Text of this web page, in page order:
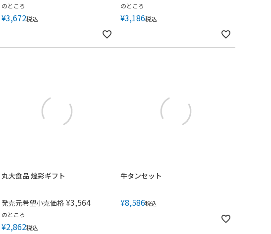
のところ
¥3,672税込
のところ
¥3,186税込
丸大食品 煌彩ギフト
発売元希望小売価格 ¥3,564
のところ
¥2,862税込
牛タンセット
¥8,586税込